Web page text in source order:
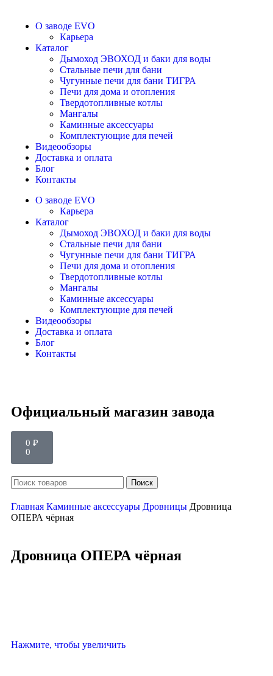
О заводе EVO
Карьера
Каталог
Дымоход ЭВОХОД и баки для воды
Стальные печи для бани
Чугунные печи для бани ТИГРА
Печи для дома и отопления
Твердотопливные котлы
Мангалы
Каминные аксессуары
Комплектующие для печей
Видеообзоры
Доставка и оплата
Блог
Контакты
О заводе EVO
Карьера
Каталог
Дымоход ЭВОХОД и баки для воды
Стальные печи для бани
Чугунные печи для бани ТИГРА
Печи для дома и отопления
Твердотопливные котлы
Мангалы
Каминные аксессуары
Комплектующие для печей
Видеообзоры
Доставка и оплата
Блог
Контакты
Официальный магазин завода
0 ₽
0
Поиск
Главная Каминные аксессуары Дровницы Дровница
ОПЕРА чёрная
Дровница ОПЕРА чёрная
Нажмите, чтобы увеличить